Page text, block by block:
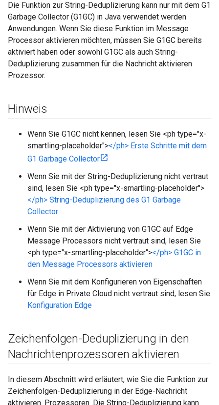
Die Funktion zur String-Deduplizierung kann nur mit dem G1
Garbage Collector (G1GC) in Java verwendet werden
Anwendungen. Wenn Sie diese Funktion im Message
Processor aktivieren möchten, müssen Sie G1GC bereits
aktiviert haben oder sowohl G1GC als auch String-
Deduplizierung zusammen für die Nachricht aktivieren
Prozessor.
Hinweis
Wenn Sie G1GC nicht kennen, lesen Sie <ph type="x-
smartling-placeholder"></ph> Erste Schritte mit dem
G1 Garbage Collector
Wenn Sie mit der String-Deduplizierung nicht vertraut
sind, lesen Sie <ph type="x-smartling-placeholder">
</ph> String-Deduplizierung des G1 Garbage
Collector
Wenn Sie mit der Aktivierung von G1GC auf Edge
Message Processors nicht vertraut sind, lesen Sie
<ph type="x-smartling-placeholder"></ph> G1GC in
den Message Processors aktivieren
Wenn Sie mit dem Konfigurieren von Eigenschaften
für Edge in Private Cloud nicht vertraut sind, lesen Sie
Konfiguration Edge
Zeichenfolgen-Deduplizierung in den
Nachrichtenprozessoren aktivieren
In diesem Abschnitt wird erläutert, wie Sie die Funktion zur
Zeichenfolgen-Deduplizierung in der Edge-Nachricht
aktivieren. Prozessoren. Die String-Deduplizierung kann